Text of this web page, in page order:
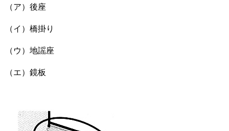
（ア）後座
（イ）橋掛り
（ウ）地謡座
（エ）鏡板